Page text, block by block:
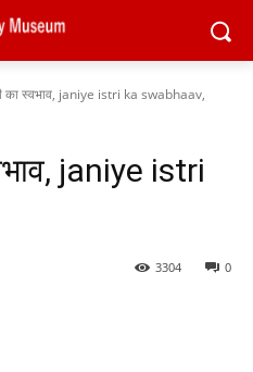
का स्वभाव, janiye istri ka swabhaav,
janiye istri
0
3304